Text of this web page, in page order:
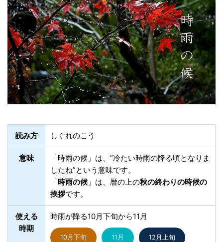
読み方 しぐれのこう
意味
「時雨の候」は、”冷たい時雨の降る頃となりま
したね”という意味です。
「時雨の候 」は、暦の上の秋の終わりの時候の
挨拶です。
使える
時期
時雨が降る10月下旬から11月
10月下旬 11月 12月上旬